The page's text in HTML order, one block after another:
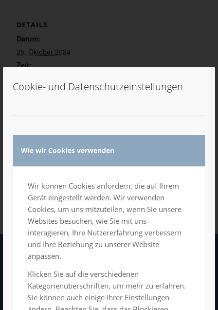
Cookie- und Datenschutzeinstellungen
Wie wir Cookies verwenden
Wir können Cookies anfordern, die auf Ihrem
Gerät eingestellt werden. Wir verwenden
Cookies, um uns mitzuteilen, wenn Sie unsere
Websites besuchen, wie Sie mit uns
interagieren, Ihre Nutzererfahrung verbessern
und Ihre Beziehung zu unserer Website
anpassen.
Klicken Sie auf die verschiedenen
Kategorienüberschriften, um mehr zu erfahren.
Sie können auch einige Ihrer Einstellungen
DETAILS
Datum:
25. Oktober 2024
Zeit:
Zum Kalender hinzufügen
Kongress- und Veranstaltungszentrum
Hartmannstraße 11
09111 Chemnitz